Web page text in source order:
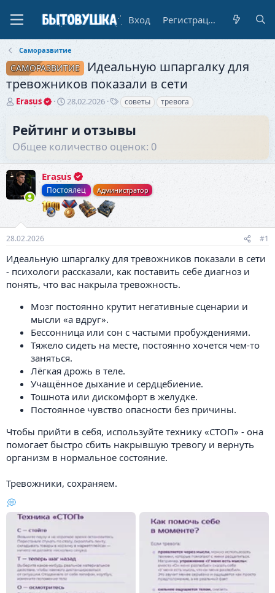
Вход Регистрация
Саморазвитие
САМОРАЗВИТИЕ
Идеальную шпаргалку для
тревожников показали в сети
А
о
р
е
м
ы
Erasus
Д
н
ч
а
л
а
28.02.2026
Т
и
советы тревога
Рейтинг и отзывы
Общее количество оценок: 0
Erasus
Постоялец Администратор
28.02.2026 #1
Идеальную шпаргалку для тревожников показали в сети
- психологи рассказали, как поставить себе диагноз и
понять, что вас накрыла тревожность.
Мозг постоянно крутит негативные сценарии и
мысли «а вдруг».
Бессонница или сон с частыми пробуждениями.
Тяжело сидеть на месте, постоянно хочется чем-то
заняться.
Лёгкая дрожь в теле.
Учащённое дыхание и сердцебиение.
Тошнота или дискомфорт в желудке.
Постоянное чувство опасности без причины.
Чтобы прийти в себя, используйте технику «СТОП» - она
помогает быстро сбить накрывшую тревогу и вернуть
организм в нормальное состояние.
Тревожники, сохраняем.
💭